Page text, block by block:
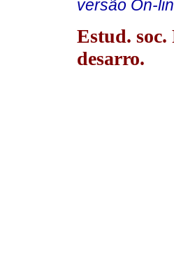
versão On-
Estud. soc.
desarro.